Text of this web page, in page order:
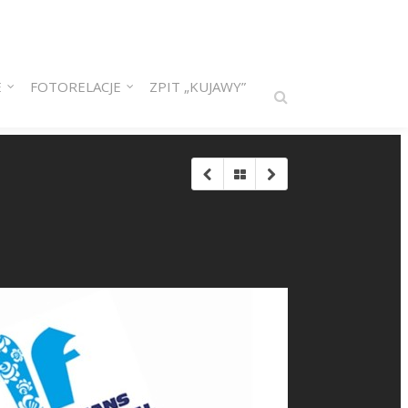
FOTORELACJE ZPIT „KUJAWY”